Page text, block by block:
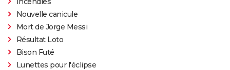
Nouvelle canicule
Mort de Jorge Messi
Résultat Loto
Bison Futé
Lunettes pour l'éclipse